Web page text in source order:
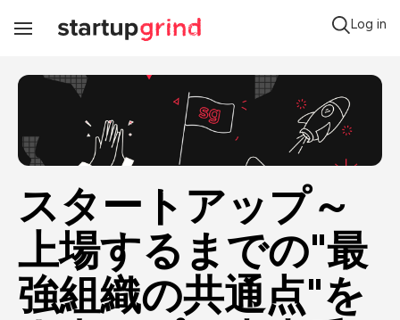
Toggle
Log in
スタートアップ～
上場するまでの"最
強組織の共通点"を